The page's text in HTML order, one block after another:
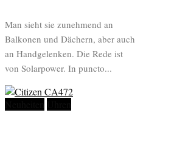
Man sieht sie zunehmend an
Balkonen und Dächern, aber auch
an Handgelenken. Die Rede ist
von Solarpower. In puncto...